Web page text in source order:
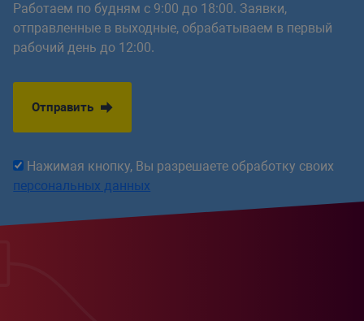
Работаем по будням с 9:00 до 18:00. Заявки,
отправленные в выходные, обрабатываем в первый
рабочий день до 12:00.
Отправить
Нажимая кнопку, Вы разрешаете обработку своих
персональных данных